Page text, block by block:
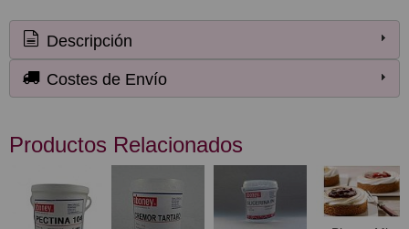
Descripción
Costes de Envío
Productos Relacionados